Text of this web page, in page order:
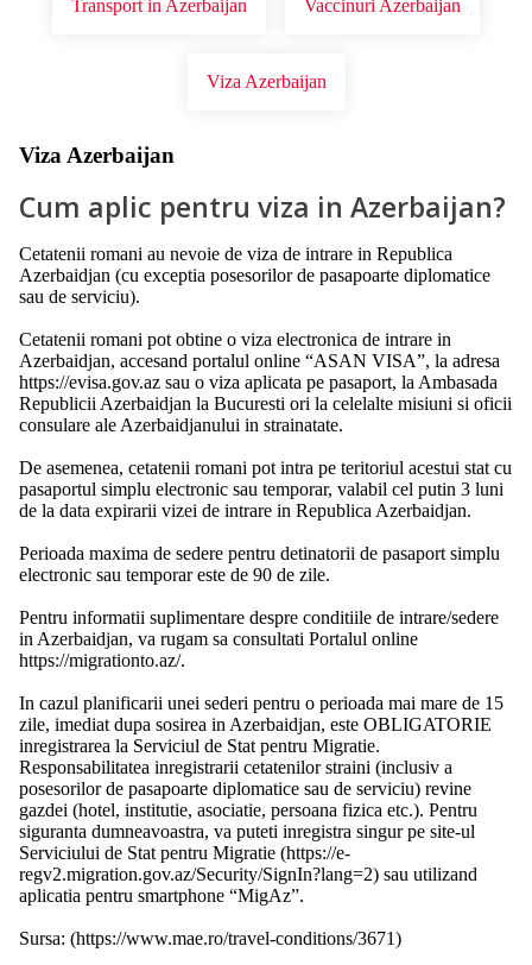
Transport in Azerbaijan Vaccinuri Azerbaijan
Viza Azerbaijan
Viza Azerbaijan
Cum aplic pentru viza in Azerbaijan?
Cetatenii romani au nevoie de viza de intrare in Republica
Azerbaidjan (cu exceptia posesorilor de pasapoarte diplomatice
sau de serviciu).
Cetatenii romani pot obtine o viza electronica de intrare in
Azerbaidjan, accesand portalul online “ASAN VISA”, la adresa
https://evisa.gov.az sau o viza aplicata pe pasaport, la Ambasada
Republicii Azerbaidjan la Bucuresti ori la celelalte misiuni si oficii
consulare ale Azerbaidjanului in strainatate.
De asemenea, cetatenii romani pot intra pe teritoriul acestui stat cu
pasaportul simplu electronic sau temporar, valabil cel putin 3 luni
de la data expirarii vizei de intrare in Republica Azerbaidjan.
Perioada maxima de sedere pentru detinatorii de pasaport simplu
electronic sau temporar este de 90 de zile.
Pentru informatii suplimentare despre conditiile de intrare/sedere
in Azerbaidjan, va rugam sa consultati Portalul online
https://migrationto.az/.
In cazul planificarii unei sederi pentru o perioada mai mare de 15
zile, imediat dupa sosirea in Azerbaidjan, este OBLIGATORIE
inregistrarea la Serviciul de Stat pentru Migratie.
Responsabilitatea inregistrarii cetatenilor straini (inclusiv a
posesorilor de pasapoarte diplomatice sau de serviciu) revine
gazdei (hotel, institutie, asociatie, persoana fizica etc.). Pentru
siguranta dumneavoastra, va puteti inregistra singur pe site-ul
Serviciului de Stat pentru Migratie (https://e-
regv2.migration.gov.az/Security/SignIn?lang=2) sau utilizand
aplicatia pentru smartphone “MigAz”.
Sursa: (https://www.mae.ro/travel-conditions/3671)